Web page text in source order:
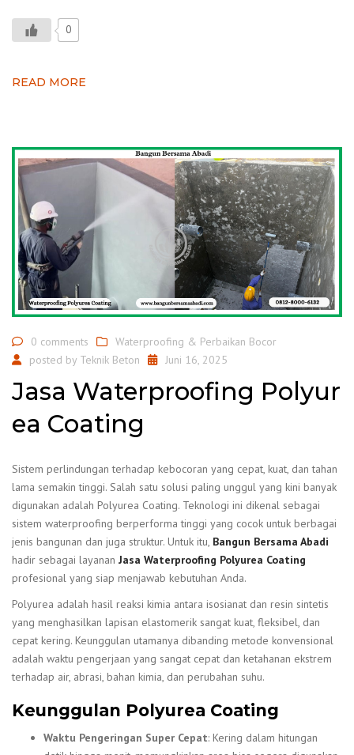
0
READ MORE
0 comments
Waterproofing & Perbaikan Bocor
posted by Teknik Beton Juni 16, 2025
Jasa Waterproofing Polyur
ea Coating
Sistem perlindungan terhadap kebocoran yang cepat, kuat, dan tahan
lama semakin tinggi. Salah satu solusi paling unggul yang kini banyak
digunakan adalah Polyurea Coating. Teknologi ini dikenal sebagai
sistem waterproofing berperforma tinggi yang cocok untuk berbagai
jenis bangunan dan juga struktur. Untuk itu, Bangun Bersama Abadi
hadir sebagai layanan Jasa Waterproofing Polyurea Coating
profesional yang siap menjawab kebutuhan Anda.
Polyurea adalah hasil reaksi kimia antara isosianat dan resin sintetis
yang menghasilkan lapisan elastomerik sangat kuat, fleksibel, dan
cepat kering. Keunggulan utamanya dibanding metode konvensional
adalah waktu pengerjaan yang sangat cepat dan ketahanan ekstrem
terhadap air, abrasi, bahan kimia, dan perubahan suhu.
Keunggulan Polyurea Coating
Waktu Pengeringan Super Cepat: Kering dalam hitungan